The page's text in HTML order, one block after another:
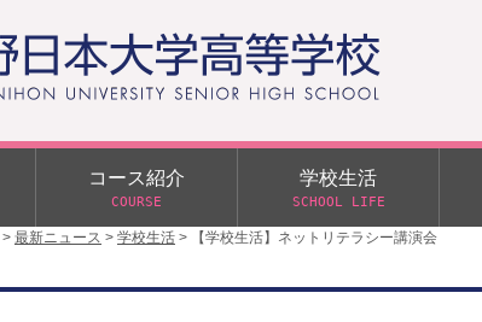
> 最新ニュース > 学校生活 > 【学校生活】ネットリテラシー講演会
コース紹介
COURSE
特別進学クラス（Tクラス）
学校生活
SCHOOL LIFE